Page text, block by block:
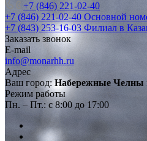
+7 (846) 221-02-40
+7 (846) 221-02-40 Основной
+7 (843) 253-16-03 Филиал в
Заказать звонок
E-mail
info@monarhh.ru
Адрес
Ваш город:Набережные Челны
Режим работы
Пн. – Пт.: с 8:00 до 17:00